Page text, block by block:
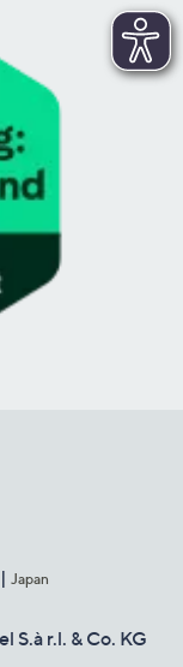
Japan
r.l. & Co. KG